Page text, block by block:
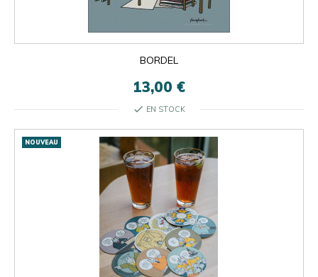
BORDEL
13,00 €
check EN STOCK
NOUVEAU